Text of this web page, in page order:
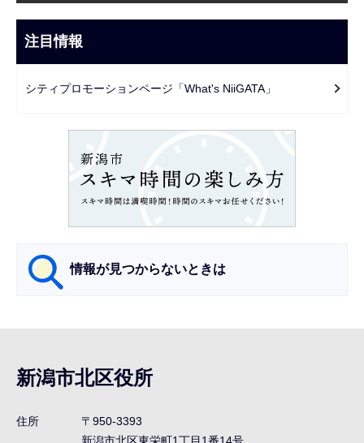
こ
ま
で
ビ
ー
注目情報
シティプロモーションページ「What's NiiGATA」
情報が見つからないときは
ナ
ビ
ゲ
新潟市北区役所
住所
〒950-3393
新潟市北区東栄町1丁目1番14号